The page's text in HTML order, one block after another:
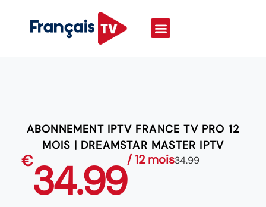
ABONNEMENT IPTV FRANCE TV PRO 12
MOIS | DREAMSTAR MASTER IPTV
€34.99/ 12 mois34.99